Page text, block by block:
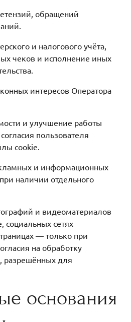
обращений
и налогового учёта,
чеков и исполнение иных
интересов Оператора
и улучшение работы
пользователя
cookie.
и информационных
наличии отдельного
и видеоматериалов
социальных сетях
— только при
на обработку
разрешённых для
основания